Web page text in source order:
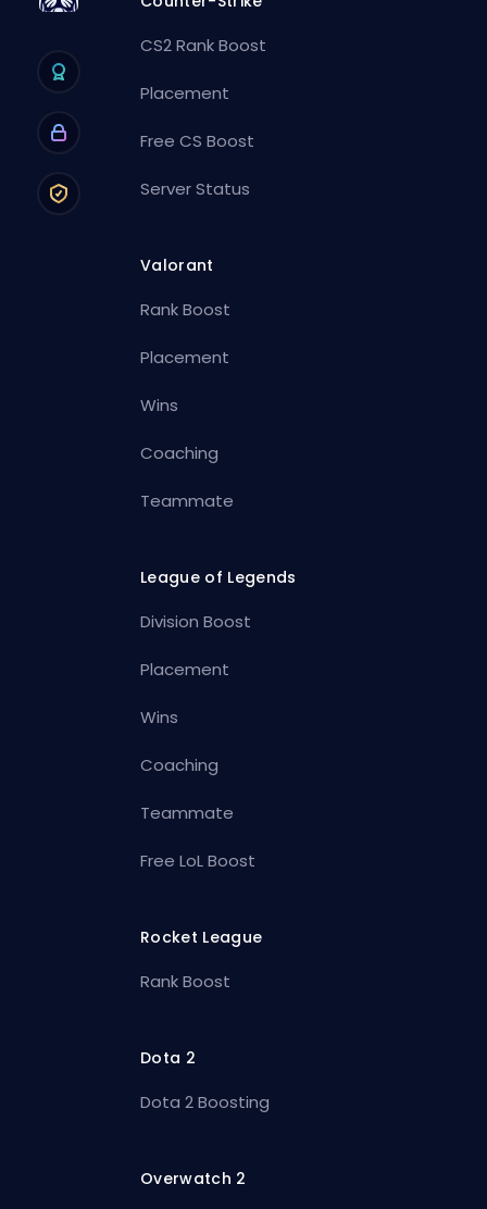
CS2 Rank Boost
Placement
Free CS Boost
Server Status
Valorant
Rank Boost
Placement
Wins
Coaching
Teammate
League of Legends
Division Boost
Placement
Wins
Coaching
Teammate
Free LoL Boost
Rocket League
Rank Boost
Dota 2
Dota 2 Boosting
Overwatch 2